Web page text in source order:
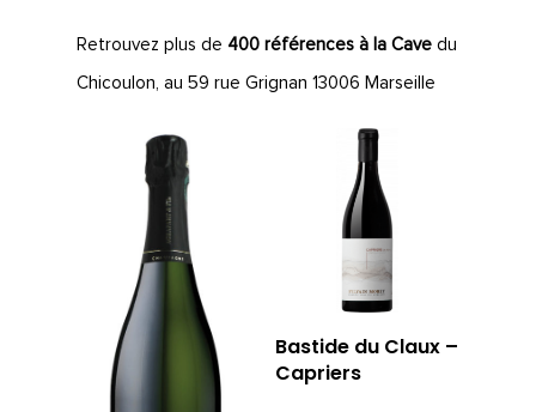
Retrouvez plus de 400 références à la Cave du
Chicoulon, au 59 rue Grignan 13006 Marseille
Bastide du Claux –
Capriers